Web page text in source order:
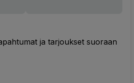
ja tarjoukset suoraan